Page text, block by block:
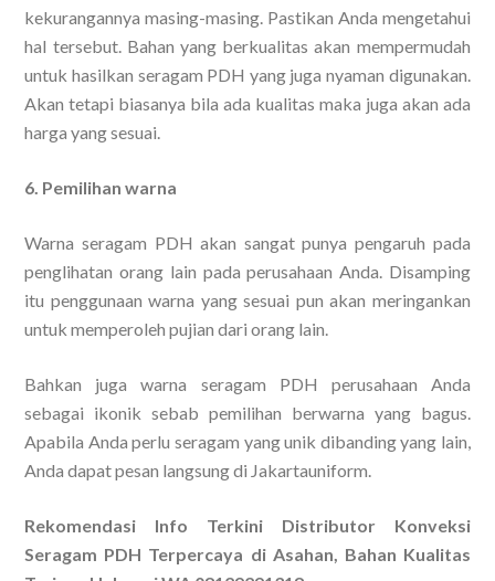
kekurangannya masing-masing. Pastikan Anda mengetahui
hal tersebut. Bahan yang berkualitas akan mempermudah
untuk hasilkan seragam PDH yang juga nyaman digunakan.
Akan tetapi biasanya bila ada kualitas maka juga akan ada
harga yang sesuai.
6. Pemilihan warna
Warna seragam PDH akan sangat punya pengaruh pada
penglihatan orang lain pada perusahaan Anda. Disamping
itu penggunaan warna yang sesuai pun akan meringankan
untuk memperoleh pujian dari orang lain.
Bahkan juga warna seragam PDH perusahaan Anda
sebagai ikonik sebab pemilihan berwarna yang bagus.
Apabila Anda perlu seragam yang unik dibanding yang lain,
Anda dapat pesan langsung di Jakartauniform.
Rekomendasi Info Terkini Distributor Konveksi
Seragam PDH Terpercaya di Asahan, Bahan Kualitas